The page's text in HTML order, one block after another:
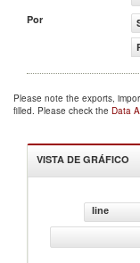
Por
Please note the exports,
filled. Please check the Data
VISTA DE GRÁFICO
line